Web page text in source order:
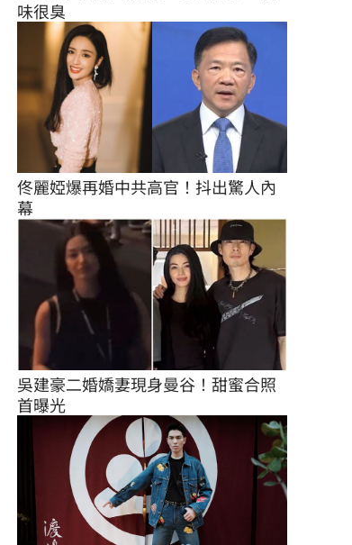
味很臭
佟麗婭爆再婚中共高官！抖出驚人內
幕
吳建豪二婚嬌妻現身曼谷！甜蜜合照
首曝光